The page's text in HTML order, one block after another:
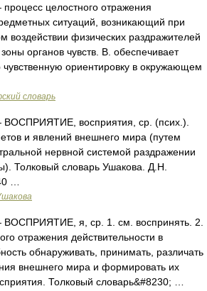
целостного отражения
ситуаций, возникающий при
воздействии физических раздражителей
органов чувств. В. обеспечивает
чувственную ориентировку в окружающем
словарь
восприятия, ср. (псих.).
и явлений внешнего мира (путем
нервной системой раздражении
Толковый словарь Ушакова. Д.Н.
…
я, ср. 1. см. воспринять. 2.
отражения действительности в
обнаруживать, принимать, различать
внешнего мира и формировать их
Толковый словарь&#8230; …